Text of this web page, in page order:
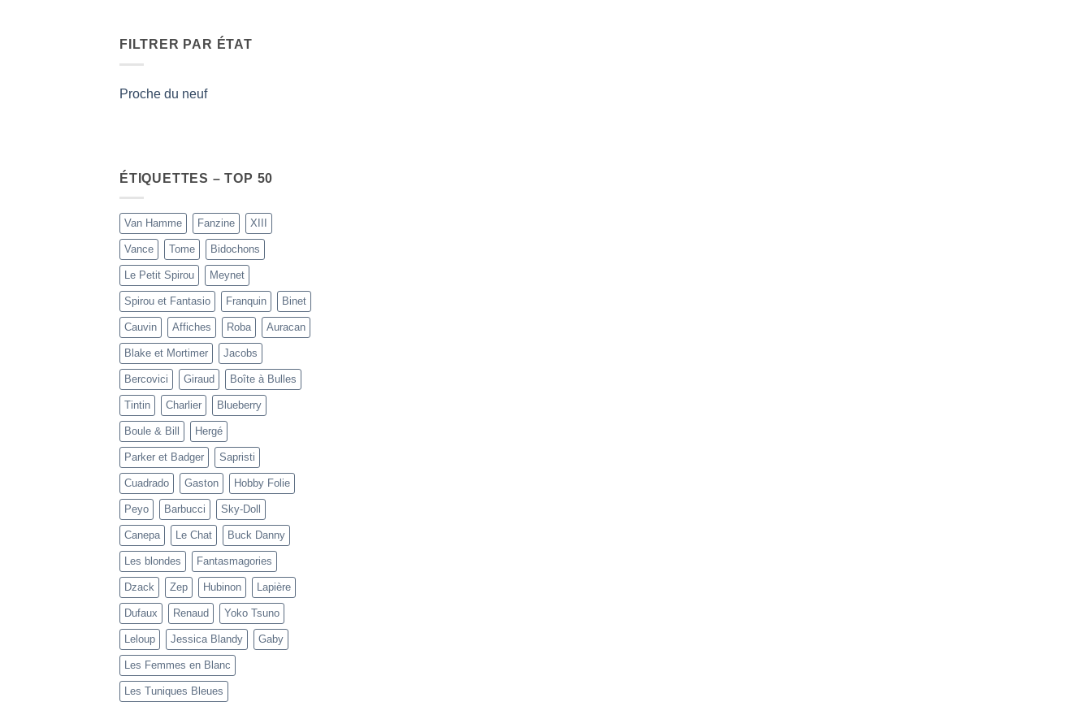
FILTRER PAR ÉTAT
Proche du neuf
ÉTIQUETTES – TOP 50
Van Hamme Fanzine XIII
Vance Tome Bidochons
Le Petit Spirou Meynet
Spirou et Fantasio Franquin Binet
Cauvin Affiches Roba Auracan
Blake et Mortimer Jacobs
Bercovici Giraud Boîte à Bulles
Tintin Charlier Blueberry
Boule & Bill Hergé
Parker et Badger Sapristi
Cuadrado Gaston Hobby Folie
Peyo Barbucci Sky-Doll
Canepa Le Chat Buck Danny
Les blondes Fantasmagories
Dzack Zep Hubinon Lapière
Dufaux Renaud Yoko Tsuno
Leloup Jessica Blandy Gaby
Les Femmes en Blanc
Les Tuniques Bleues